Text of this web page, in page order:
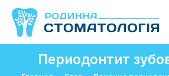
Периодонтит